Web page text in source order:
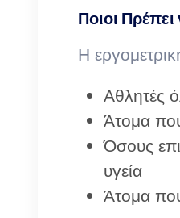
Ποιοι
Η
Αθλητές
Άτομα
Όσους
υγεία
Άτομα